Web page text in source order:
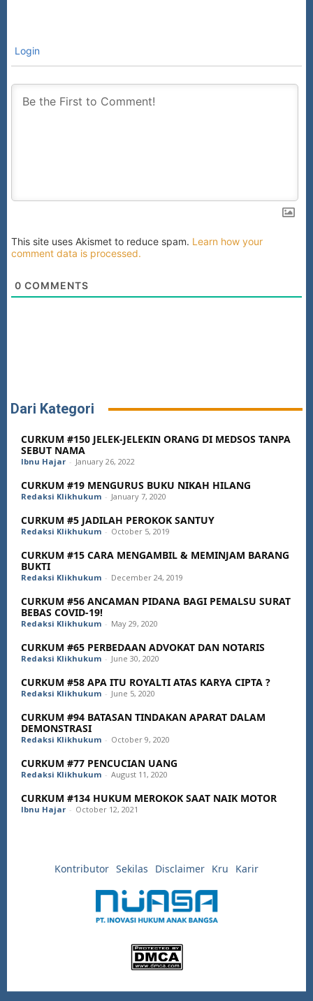
Login
This site uses Akismet to reduce spam. Learn how your
comment data is processed.
0 COMMENTS
Dari Kategori
CURKUM #150 JELEK-JELEKIN ORANG DI MEDSOS TANPA
SEBUT NAMA
Ibnu Hajar - January 26, 2022
CURKUM #19 MENGURUS BUKU NIKAH HILANG
Redaksi Klikhukum - January 7, 2020
CURKUM #5 JADILAH PEROKOK SANTUY
Redaksi Klikhukum - October 5, 2019
CURKUM #15 CARA MENGAMBIL & MEMINJAM BARANG
BUKTI
Redaksi Klikhukum - December 24, 2019
CURKUM #56 ANCAMAN PIDANA BAGI PEMALSU SURAT
BEBAS COVID-19!
Redaksi Klikhukum - May 29, 2020
CURKUM #65 PERBEDAAN ADVOKAT DAN NOTARIS
Redaksi Klikhukum - June 30, 2020
CURKUM #58 APA ITU ROYALTI ATAS KARYA CIPTA ?
Redaksi Klikhukum - June 5, 2020
CURKUM #94 BATASAN TINDAKAN APARAT DALAM
DEMONSTRASI
Redaksi Klikhukum - October 9, 2020
CURKUM #77 PENCUCIAN UANG
Redaksi Klikhukum - August 11, 2020
CURKUM #134 HUKUM MEROKOK SAAT NAIK MOTOR
Ibnu Hajar - October 12, 2021
Kontributor Sekilas Disclaimer Kru Karir